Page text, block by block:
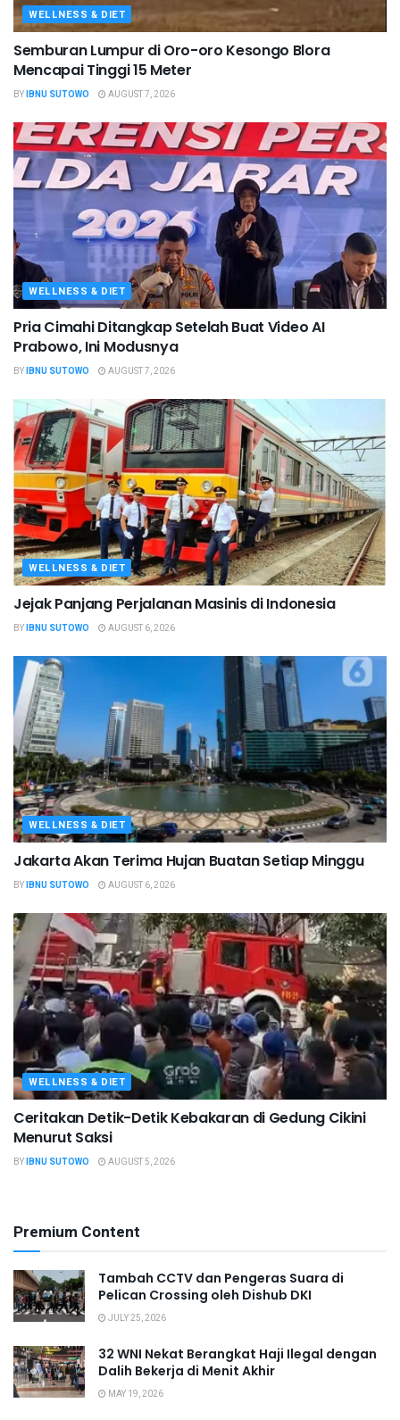
WELLNESS & DIET
Semburan Lumpur di Oro-oro Kesongo Blora
Mencapai Tinggi 15 Meter
BYIBNU SUTOWO AUGUST 7, 2026
WELLNESS & DIET
Pria Cimahi Ditangkap Setelah Buat Video AI
Prabowo, Ini Modusnya
BYIBNU SUTOWO AUGUST 7, 2026
WELLNESS & DIET
Jejak Panjang Perjalanan Masinis di Indonesia
BYIBNU SUTOWO AUGUST 6, 2026
WELLNESS & DIET
Jakarta Akan Terima Hujan Buatan Setiap Minggu
BYIBNU SUTOWO AUGUST 6, 2026
WELLNESS & DIET
Ceritakan Detik-Detik Kebakaran di Gedung Cikini
Menurut Saksi
BYIBNU SUTOWO AUGUST 5, 2026
Premium Content
Tambah CCTV dan Pengeras Suara di
Pelican Crossing oleh Dishub DKI
JULY 25, 2026
32 WNI Nekat Berangkat Haji Ilegal dengan
Dalih Bekerja di Menit Akhir
MAY 19, 2026